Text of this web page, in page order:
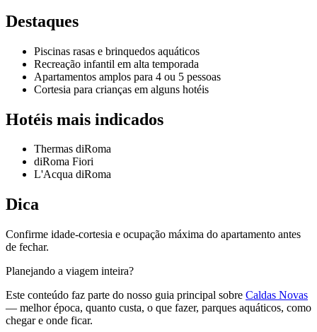
Destaques
Piscinas rasas e brinquedos aquáticos
Recreação infantil em alta temporada
Apartamentos amplos para 4 ou 5 pessoas
Cortesia para crianças em alguns hotéis
Hotéis mais indicados
Thermas diRoma
diRoma Fiori
L'Acqua diRoma
Dica
Confirme idade-cortesia e ocupação máxima do apartamento antes
de fechar.
Planejando a viagem inteira?
Este conteúdo faz parte do nosso guia principal sobre Caldas Novas
— melhor época, quanto custa, o que fazer, parques aquáticos, como
chegar e onde ficar.